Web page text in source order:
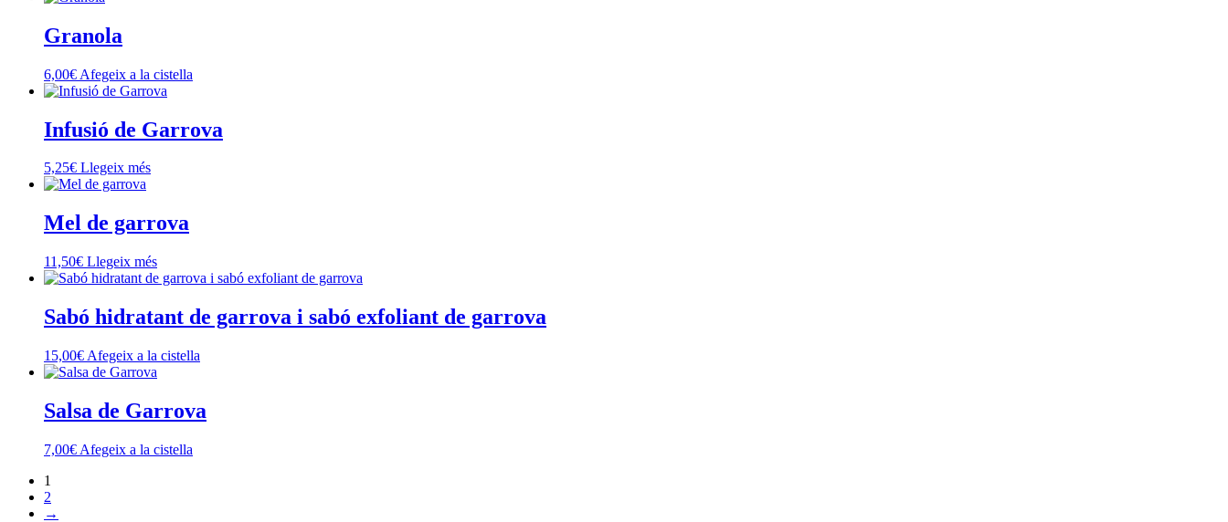
Granola
6,00€ Afegeix a la cistella
Infusió de Garrova
5,25€ Llegeix més
Mel de garrova
11,50€ Llegeix més
Sabó hidratant de garrova i sabó exfoliant de garrova
15,00€ Afegeix a la cistella
Salsa de Garrova
7,00€ Afegeix a la cistella
1
2
→